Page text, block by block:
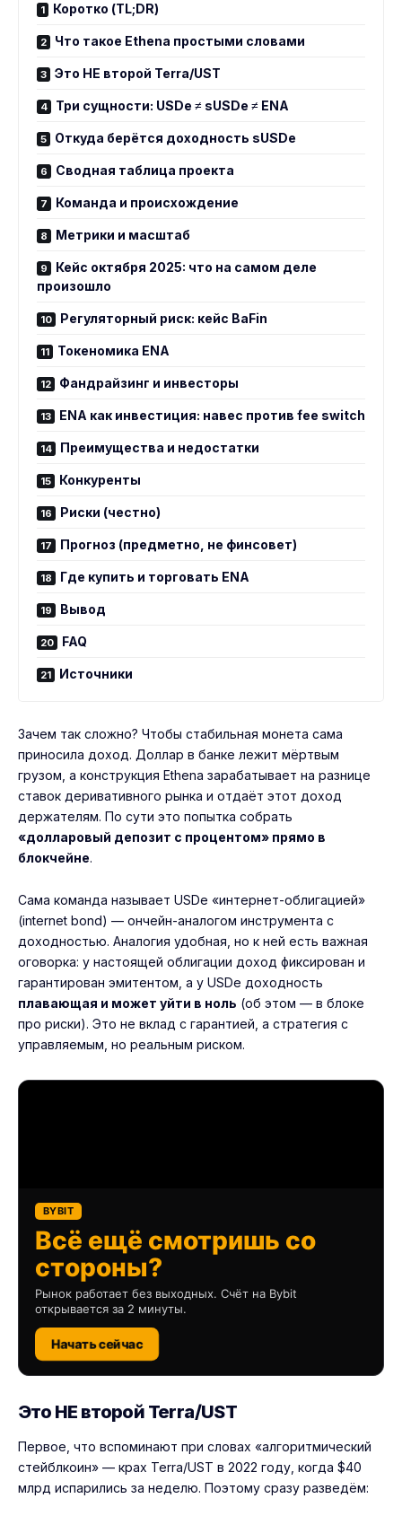
Коротко (TL;DR)
Что такое Ethena простыми словами
Это НЕ второй Terra/UST
Три сущности: USDe ≠ sUSDe ≠ ENA
Откуда берётся доходность sUSDe
Сводная таблица проекта
Команда и происхождение
Метрики и масштаб
Кейс октября 2025: что на самом деле
произошло
Регуляторный риск: кейс BaFin
Токеномика ENA
Фандрайзинг и инвесторы
ENA как инвестиция: навес против fee switch
Преимущества и недостатки
Конкуренты
Риски (честно)
Прогноз (предметно, не финсовет)
Где купить и торговать ENA
Вывод
FAQ
Источники
Зачем так сложно? Чтобы стабильная монета сама
приносила доход. Доллар в банке лежит мёртвым
грузом, а конструкция Ethena зарабатывает на разнице
ставок деривативного рынка и отдаёт этот доход
держателям. По сути это попытка собрать
«долларовый депозит с процентом» прямо в
блокчейне.
Сама команда называет USDe «интернет-облигацией»
(internet bond) — ончейн-аналогом инструмента с
доходностью. Аналогия удобная, но к ней есть важная
оговорка: у настоящей облигации доход фиксирован и
гарантирован эмитентом, а у USDe доходность
плавающая и может уйти в ноль (об этом — в блоке
про риски). Это не вклад с гарантией, а стратегия с
управляемым, но реальным риском.
BYBIT
Всё ещё смотришь со
стороны?
Рынок работает без выходных. Счёт на Bybit
открывается за 2 минуты.
Начать сейчас
Это НЕ второй Terra/UST
Первое, что вспоминают при словах «алгоритмический
стейблкоин» — крах Terra/UST в 2022 году, когда $40
млрд испарились за неделю. Поэтому сразу разведём: